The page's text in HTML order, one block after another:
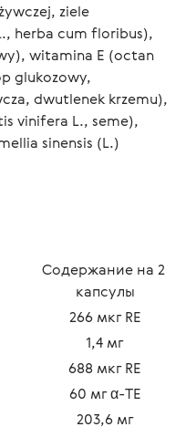
ziele
herba cum floribus),
witamina E (octan
glukozowy,
dwutlenek krzemu),
vinifera L., seme),
sinensis (L.)
Содержание на 2
капсулы
266 мкг RE
1,4 мг
688 мкг RE
60 мг α-TE
203,6 мг